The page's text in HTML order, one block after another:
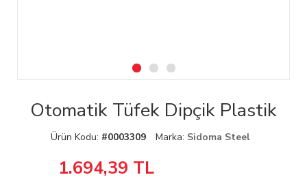
Otomatik Tüfek Dipçik Plastik
Ürün Kodu: #0003309 Marka: Sidoma Steel
1.694,39 TL